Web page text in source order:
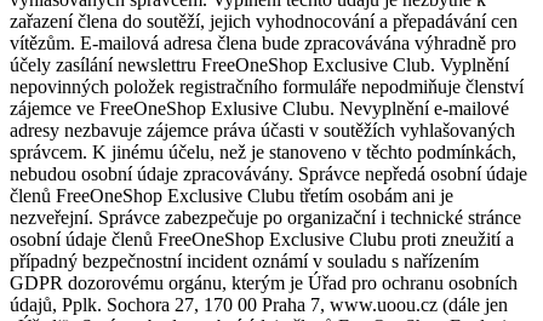
zařazení člena do soutěží, jejich vyhodnocování a přepadávání cen
vítězům. E-mailová adresa člena bude zpracovávána výhradně pro
účely zasílání newslettru FreeOneShop Exclusive Club. Vyplnění
nepovinných položek registračního formuláře nepodmiňuje členství
zájemce ve FreeOneShop Exlusive Clubu. Nevyplnění e-mailové
adresy nezbavuje zájemce práva účasti v soutěžích vyhlašovaných
správcem. K jinému účelu, než je stanoveno v těchto podmínkách,
nebudou osobní údaje zpracovávány. Správce nepředá osobní údaje
členů FreeOneShop Exclusive Clubu třetím osobám ani je
nezveřejní. Správce zabezpečuje po organizační i technické stránce
osobní údaje členů FreeOneShop Exclusive Clubu proti zneužití a
případný bezpečnostní incident oznámí v souladu s nařízením
GDPR dozorovému orgánu, kterým je Úřad pro ochranu osobních
údajů, Pplk. Sochora 27, 170 00 Praha 7, www.uoou.cz (dále jen